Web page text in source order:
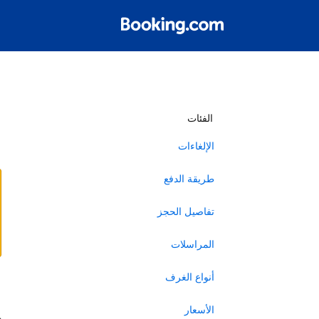
الفئات
الإلغاءات
طريقة الدفع
تفاصيل الحجز
المراسلات
أنواع الغرف
الأسعار